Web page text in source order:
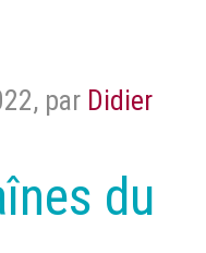
, par Didier
du